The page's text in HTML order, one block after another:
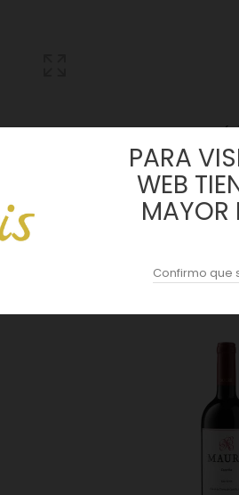
ACOPAS AI REVIEWS
con suelos calizos o arcillo-
EN LA MISMA
PARA
WEB
MAYOR
Confirmo que